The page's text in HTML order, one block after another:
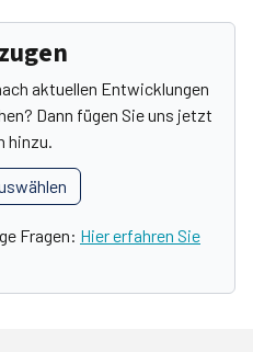
aktuellen Entwicklungen
Dann fügen Sie uns jetzt
hinzu.
Fragen: Hier erfahren Sie